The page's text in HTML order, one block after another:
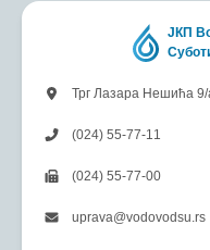
ЈКП
Трг Лазара Нешића
(024) 55-77-11
(024) 55-77-00
uprava@vodovodsu.rs